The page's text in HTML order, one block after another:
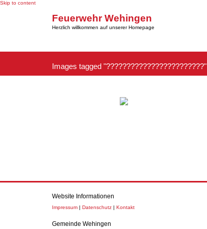
Skip to content
Feuerwehr Wehingen
Herzlich willkommen auf unserer Homepage
Images tagged "????????????????????????"
Website Informationen
Impressum | Datenschutz | Kontakt
Gemeinde Wehingen